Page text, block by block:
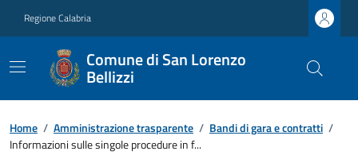
Regione Calabria
Comune di San Lorenzo
Bellizzi
Home / Amministrazione trasparente / Bandi di gara e contratti /
Informazioni sulle singole procedure in f...